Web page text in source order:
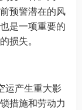
预警潜在的风
是一项重要的
损失。
运产生重大影
措施和劳动力